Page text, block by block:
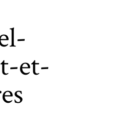
et-